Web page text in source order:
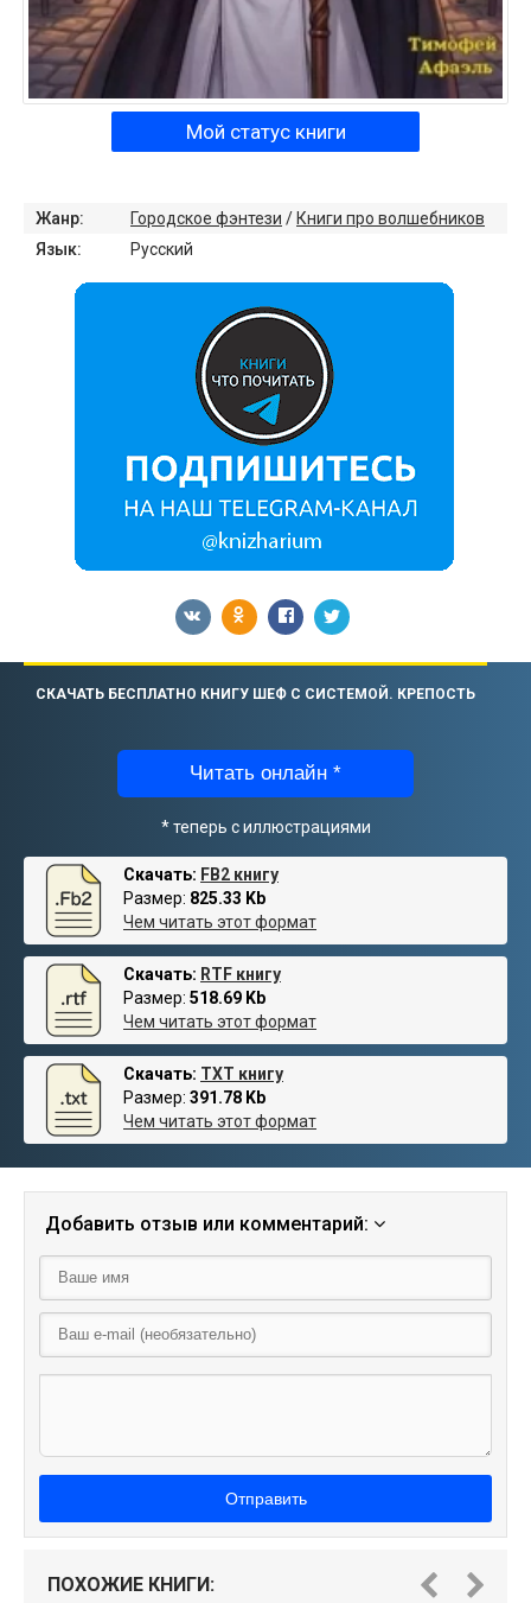
Мой статус книги
Жанр: Городское фэнтези / Книги про волшебников
Язык:
Русский
СКАЧАТЬ БЕСПЛАТНО КНИГУ ШЕФ С СИСТЕМОЙ. КРЕПОСТЬ
Читать онлайн *
* теперь с иллюстрациями
Скачать: FB2 книгу
Размер: 825.33 Kb
Чем читать этот формат
Скачать: RTF книгу
Размер: 518.69 Kb
Чем читать этот формат
Скачать: TXT книгу
Размер: 391.78 Kb
Чем читать этот формат
Добавить отзыв или комментарий:
Отправить
ПОХОЖИЕ КНИГИ: